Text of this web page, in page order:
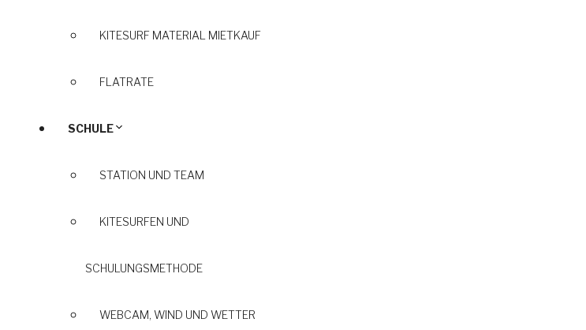
KITESURF MATERIAL MIETKAUF
FLATRATE
SCHULE
STATION UND TEAM
KITESURFEN UND
SCHULUNGSMETHODE
WEBCAM, WIND UND WETTER